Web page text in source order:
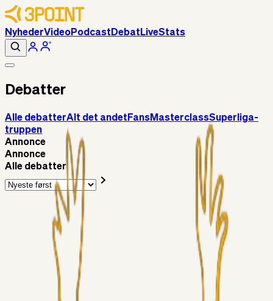
NyhederVideoPodcast Debat LiveStats
Debatter
Alle debatterAlt det andet FansMasterclassSuperliga-
truppen
Annonce
Annonce
Alle debatter
Alt det andet
3Point_Udviklere7 timer siden
3Point hjemmeside opdateringer - August
Chrisdinho88
06. aug. 2026
Horsens - Brøndby billet